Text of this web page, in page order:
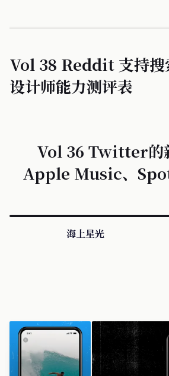
Vol 38 Reddit 支持搜
设计师能力测评表
Vol 36 Twitter的
Apple Music、
海上星光